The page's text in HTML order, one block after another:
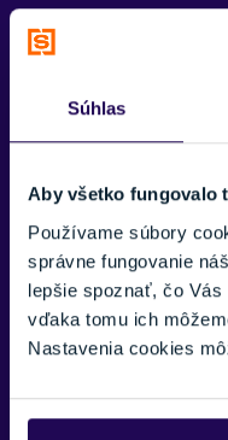
Súhlas
Aby všetko fungovalo
Používame súbory
správne fungovanie
lepšie spoznať, čo
vďaka tomu ich
Nastavenia cookies
Brzdy
Tektro V-brake
Brzdové páky
APSE
Náboje
Alloy, 20H
Ráfiky
KLS 406×19, 20H
Výplet